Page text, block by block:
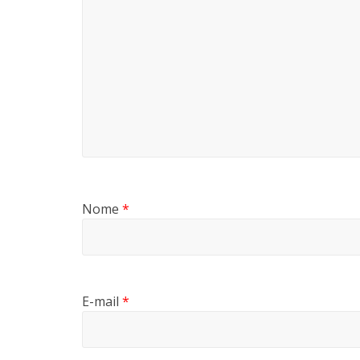
Nome *
E-mail *